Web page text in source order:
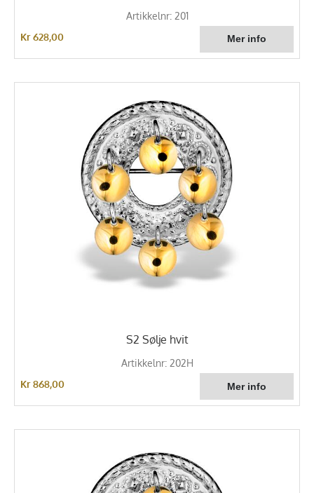
Artikkelnr: 201
Kr 628,00
S2 Sølje hvit
Artikkelnr: 202H
Kr 868,00